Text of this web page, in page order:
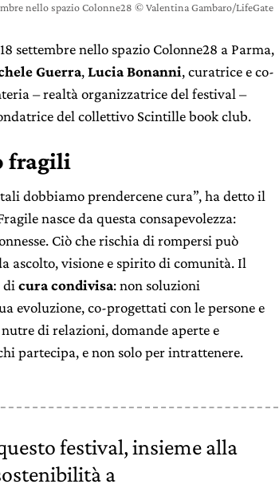
nello spazio Colonne28 © Valentina Gambaro/LifeGate
settembre nello spazio Colonne28 a Parma,
Guerra,Lucia Bonanni, curatrice e co-
– realtà organizzatrice del festival –
del collettivo Scintille book club.
fragili
dobbiamo prendercene cura”, ha detto il
nasce da questa consapevolezza:
Ciò che rischia di rompersi può
ascolto, visione e spirito di comunità. Il
di cura condivisa: non soluzioni
evoluzione, co-progettati con le persone e
di relazioni, domande aperte e
partecipa, e non solo per intrattenere.
festival, insieme alla
a